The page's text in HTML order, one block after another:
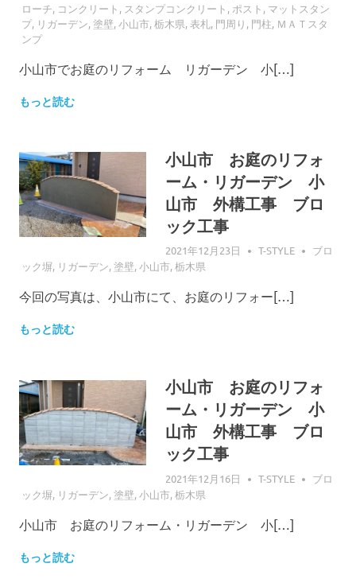
ローチ, コンクリート , スタンプコンクリート , ポスト , マットスタン
プ, リガーデン,塗壁,小山市,栃木県,表札, 門周り , 門柱, ＭＡＴスタ
ンプ
小山市でお庭のリフォーム リガーデン 小[…]
もっと読む
小山市 お庭のリフォ
ーム・リガーデン 小
山市 外構工事 ブロ
ック工事
2021年12月23日 T-STYLE
ブロ
ック塀, リガーデン,塗壁,小山市,栃木県
今回の写真は、小山市にて、お庭のリフォー[…]
もっと読む
小山市 お庭のリフォ
ーム・リガーデン 小
山市 外構工事 ブロ
ック工事
2021年12月16日 T-STYLE
ブロ
ック塀, リガーデン,塗壁,小山市,栃木県
小山市 お庭のリフォーム・リガーデン 小[…]
もっと読む